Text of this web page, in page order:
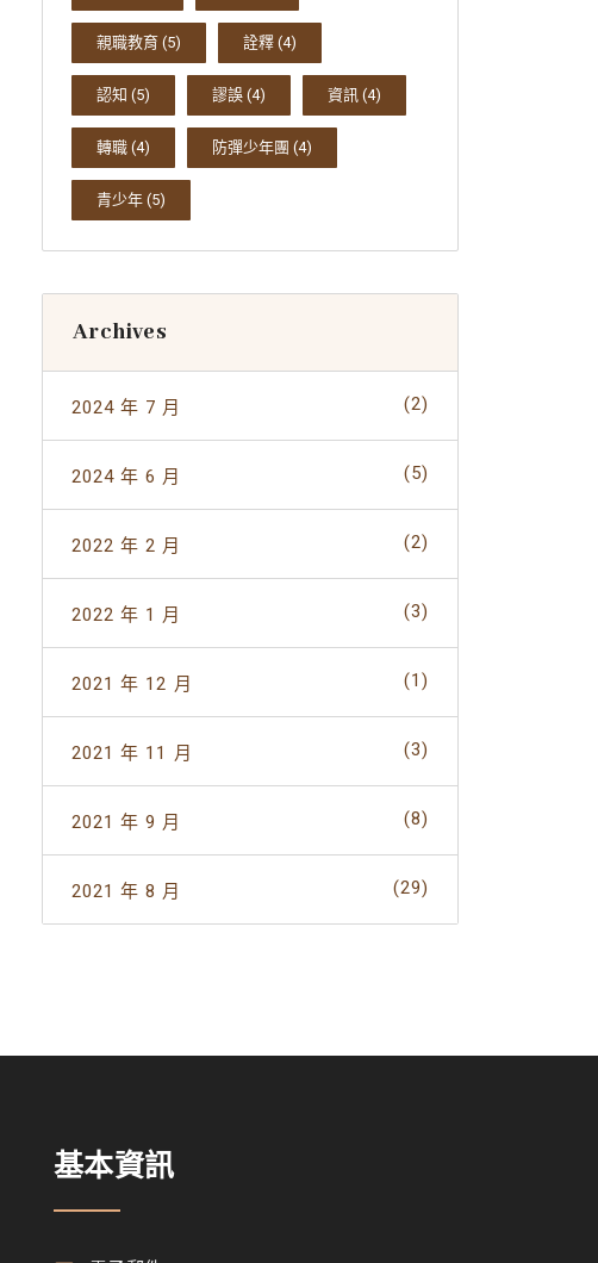
親職教育 (5) 詮釋 (4)
認知 (5) 謬誤 (4) 資訊 (4)
轉職 (4) 防彈少年團 (4)
青少年 (5)
Archives
2024 年 7 月 (2)
2024 年 6 月 (5)
2022 年 2 月 (2)
2022 年 1 月 (3)
2021 年 12 月 (1)
2021 年 11 月 (3)
2021 年 9 月 (8)
2021 年 8 月 (29)
基本資訊